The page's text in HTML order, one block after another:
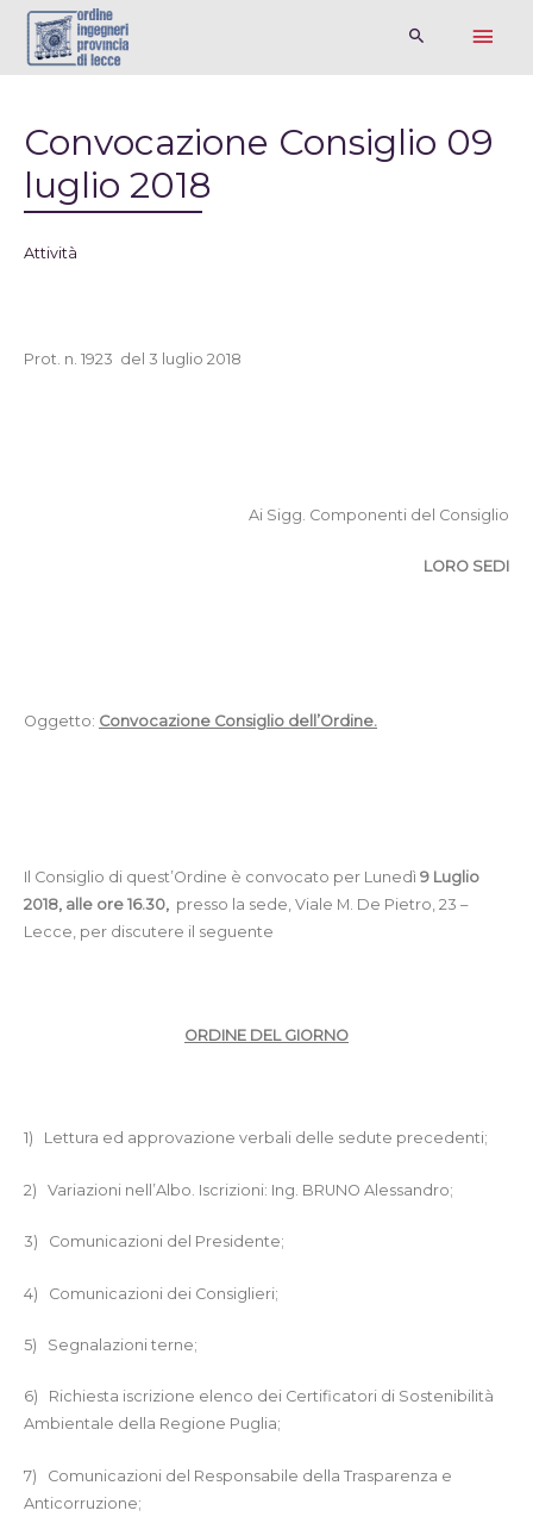
Convocazione Consiglio 09
luglio 2018
Attività
Prot. n. 1923 del 3 luglio 2018
Ai Sigg. Componenti del Consiglio
LORO SEDI
Oggetto: Convocazione Consiglio dell’Ordine.
Il Consiglio di quest’Ordine è convocato per Lunedì 9 Luglio
2018, alle ore 16.30, presso la sede, Viale M. De Pietro, 23 –
Lecce, per discutere il seguente
ORDINE DEL GIORNO
1) Lettura ed approvazione verbali delle sedute precedenti;
2) Variazioni nell’Albo. Iscrizioni: Ing. BRUNO Alessandro;
3) Comunicazioni del Presidente;
4) Comunicazioni dei Consiglieri;
5) Segnalazioni terne;
6)
Richiesta iscrizione elenco dei Certificatori di Sostenibilità
Ambientale della Regione Puglia;
7)
Comunicazioni del Responsabile della Trasparenza e
Anticorruzione;